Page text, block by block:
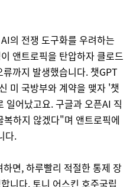
의 전쟁 도구화를 우려하는
앤트로픽을 탄압하자 클로드
까지 발생했습니다. 챗GPT
미 국방부와 계약을 맺자 '챗
일어났고요. 구글과 오픈AI 직
하지 않겠다"며 앤트로픽에
다.
면, 하루빨리 적절한 통제 장
니다. 토니 어스킨 호주국립